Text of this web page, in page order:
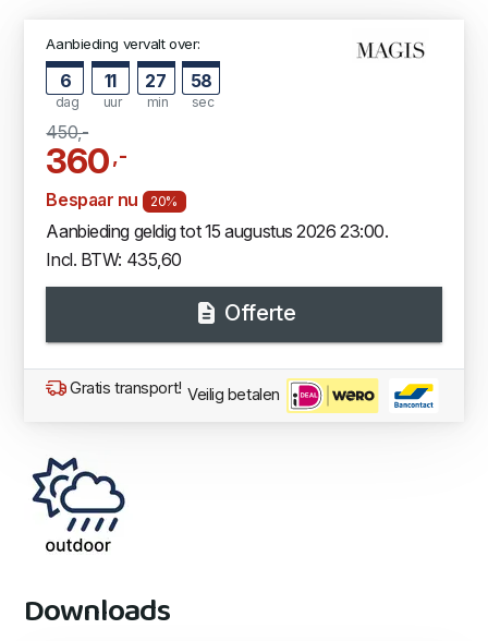
Aanbieding vervalt over:
6
dag
11
uur
27
min
58
sec
450,-
360,-
Bespaar nu 20%
Aanbieding geldig tot 15 augustus 2026 23:00.
Incl. BTW: 435,60
Offerte
Gratis transport! Veilig betalen
Downloads